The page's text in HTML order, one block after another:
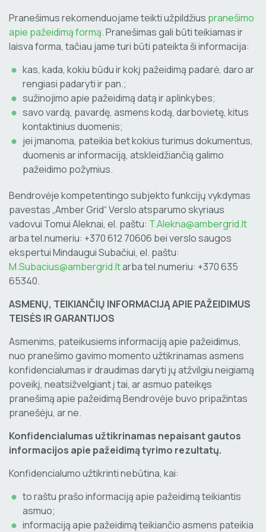
Pranešimus rekomenduojame teikti užpildžius pranešimo
apie pažeidimą formą. Pranešimas gali būti teikiamas ir
laisva forma, tačiau jame turi būti pateikta ši informacija:
kas, kada, kokiu būdu ir kokį pažeidimą padarė, daro ar
rengiasi padaryti ir pan.;
sužinojimo apie pažeidimą datą ir aplinkybes;
savo vardą, pavardę, asmens kodą, darbovietę, kitus
kontaktinius duomenis;
jei įmanoma, pateikia bet kokius turimus dokumentus,
duomenis ar informaciją, atskleidžiančią galimo
pažeidimo požymius.
Bendrovėje kompetentingo subjekto funkcijų vykdymas
pavestas „Amber Grid“ Verslo atsparumo skyriaus
vadovui Tomui Aleknai, el. paštu: T.Alekna@ambergrid.lt
arba tel.numeriu: +370 612 70606 bei verslo saugos
ekspertui Mindaugui Subačiui, el. paštu:
M.Subacius@ambergrid.ltarba tel.numeriu: +370 635
65340.
ASMENŲ, TEIKIANČIŲ INFORMACIJĄ APIE PAŽEIDIMUS
TEISĖS IR GARANTIJOS
Asmenims, pateikusiems informaciją apie pažeidimus,
nuo pranešimo gavimo momento užtikrinamas asmens
konfidencialumas ir draudimas daryti jų atžvilgiu neigiamą
poveikį, neatsižvelgiant į tai, ar asmuo pateikęs
pranešimą apie pažeidimą Bendrovėje buvo pripažintas
pranešėju, ar ne.
Konfidencialumas užtikrinamas nepaisant gautos
informacijos apie pažeidimą tyrimo rezultatų.
Konfidencialumo užtikrinti nebūtina, kai:
to raštu prašo informaciją apie pažeidimą teikiantis
asmuo;
informaciją apie pažeidimą teikiančio asmens pateikia